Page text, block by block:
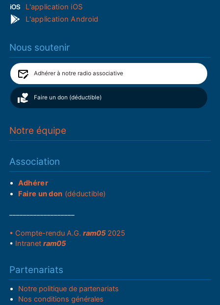
L'application iOS
L'application Android
Nous soutenir
Adhérer à notre radio associative
Faire un don (déductible)
Notre équipe
Association
Adhérer
Faire un don (déductible)
• Compte-rendu A.G.ram05 2025
• Intranetram05
Partenariats
Notre politique de partenariats
Nos conditions générales